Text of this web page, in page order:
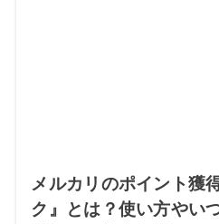
メルカリのポイント獲
ク』とは？使い方やい